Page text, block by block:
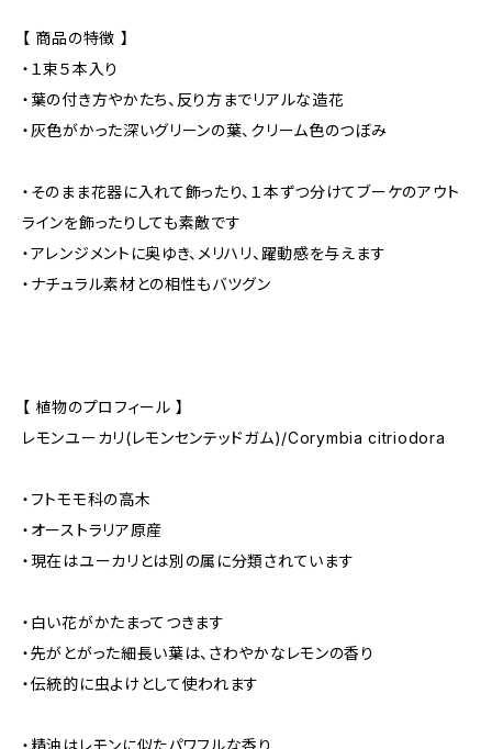
【 商品の特徴 】
・１束５本入り
・葉の付き方やかたち、反り方までリアルな造花
・灰色がかった深いグリーンの葉、クリーム色のつぼみ
・そのまま花器に入れて飾ったり、１本ずつ分けてブーケのアウト
ラインを飾ったりしても素敵です
・アレンジメントに奥ゆき、メリハリ、躍動感を与えます
・ナチュラル素材との相性もバツグン
【 植物のプロフィール 】
レモンユーカリ(レモンセンテッドガム)/Corymbia citriodora
・フトモモ科の高木
・オーストラリア原産
・現在はユーカリとは別の属に分類されています
・白い花がかたまってつきます
・先がとがった細長い葉は、さわやかなレモンの香り
・伝統的に虫よけとして使われます
・精油はレモンに似たパワフルな香り